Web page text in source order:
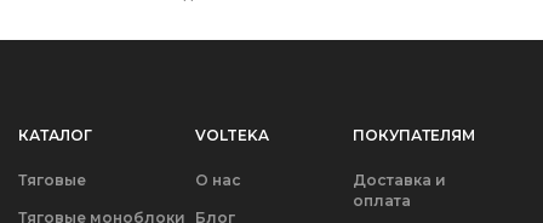
КАТАЛОГ
Тяговые
Тяговые моноблоки
VOLTEKA
О нас
Блог
ПОКУПАТЕЛЯМ
Доставка и
оплата